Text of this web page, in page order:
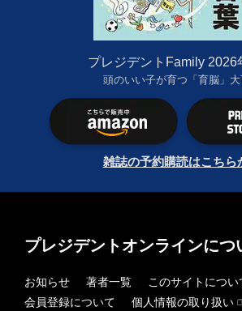
プレジデントFamily 2026
頭のいい子が育つ「育脳」
雑誌の予約購読はこちら
プレジデントオンラインにつ
お知らせ 著者一覧
このサイトについ
会員登録について
個人情報の取り扱い